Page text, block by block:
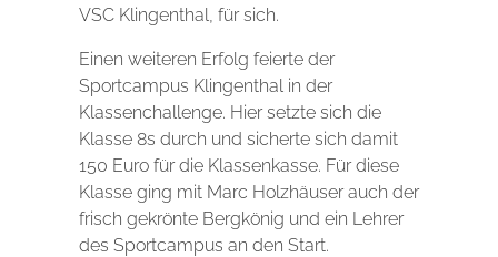
VSC Klingenthal, für sich.
Einen weiteren Erfolg feierte der
Sportcampus Klingenthal in der
Klassenchallenge. Hier setzte sich die
Klasse 8s durch und sicherte sich damit
150 Euro für die Klassenkasse. Für diese
Klasse ging mit Marc Holzhäuser auch der
frisch gekrönte Bergkönig und ein Lehrer
des Sportcampus an den Start.